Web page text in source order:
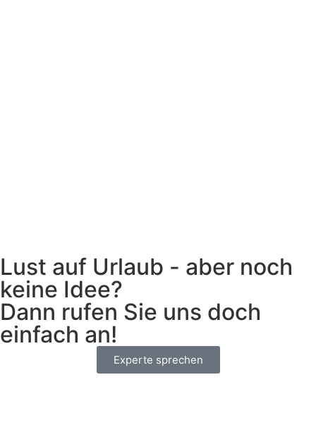
Lust auf Urlaub - aber noch
keine Idee?
Dann rufen Sie uns doch
einfach an!
Experte sprechen